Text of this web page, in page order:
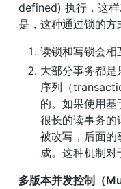
defined) 执行，这
是，这种通过锁的方
读锁和写锁会相
大部分事务都
序列（
的。如果使用
很长的读事务的
被改写，后面的
成。这种机制对
多版本并发控制（